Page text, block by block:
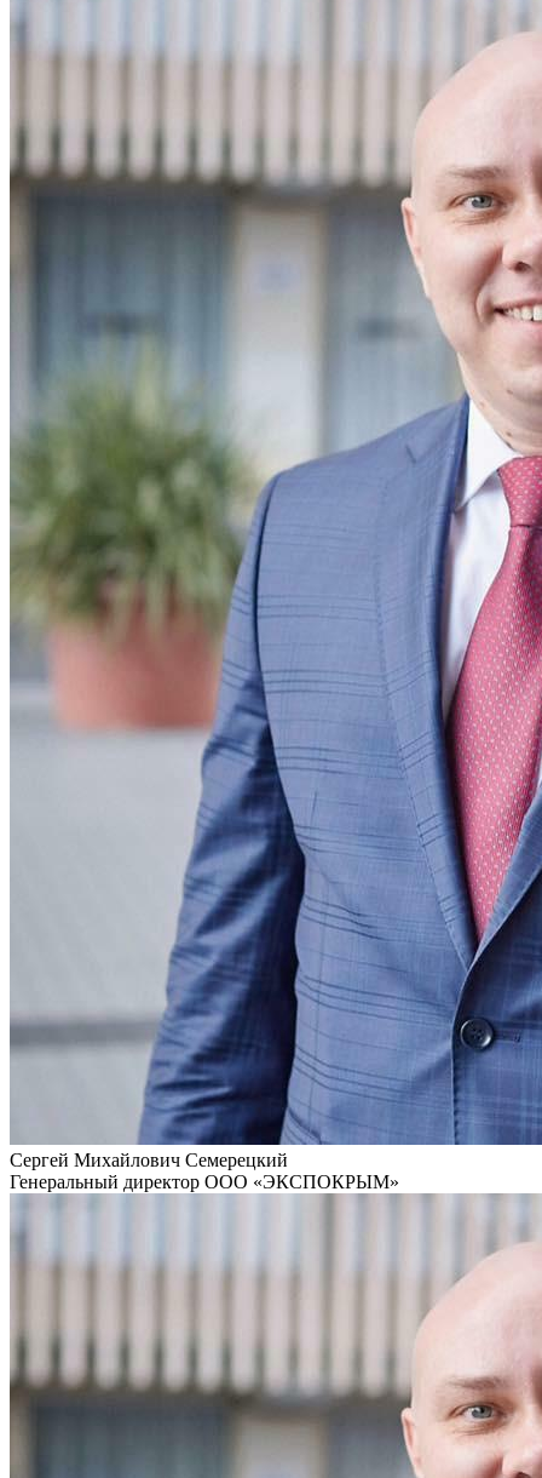
Сергей Михайлович Семерецкий
Генеральный директор ООО «ЭКСПОКРЫМ»